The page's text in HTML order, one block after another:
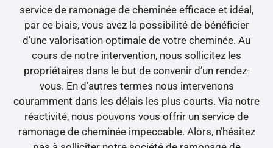
service de ramonage de cheminée efficace et idéal,
par ce biais, vous avez la possibilité de bénéficier
d’une valorisation optimale de votre cheminée. Au
cours de notre intervention, nous sollicitez les
propriétaires dans le but de convenir d’un rendez-
vous. En d’autres termes nous intervenons
couramment dans les délais les plus courts. Via notre
réactivité, nous pouvons vous offrir un service de
ramonage de cheminée impeccable. Alors, n’hésitez